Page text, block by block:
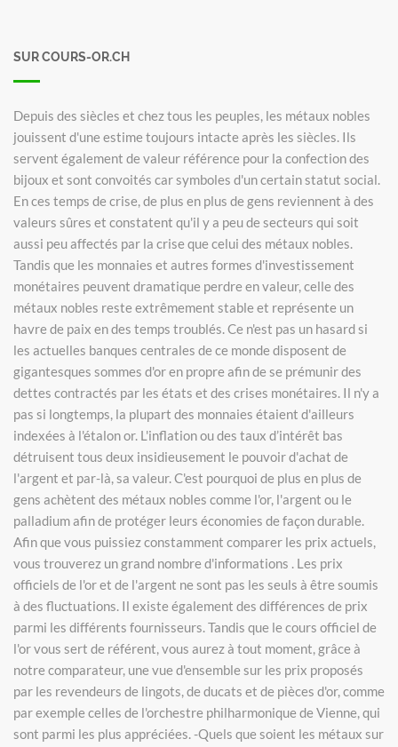
SUR COURS-OR.CH
Depuis des siècles et chez tous les peuples, les métaux nobles
jouissent d'une estime toujours intacte après les siècles. Ils
servent également de valeur référence pour la confection des
bijoux et sont convoités car symboles d'un certain statut social.
En ces temps de crise, de plus en plus de gens reviennent à des
valeurs sûres et constatent qu'il y a peu de secteurs qui soit
aussi peu affectés par la crise que celui des métaux nobles.
Tandis que les monnaies et autres formes d'investissement
monétaires peuvent dramatique perdre en valeur, celle des
métaux nobles reste extrêmement stable et représente un
havre de paix en des temps troublés. Ce n'est pas un hasard si
les actuelles banques centrales de ce monde disposent de
gigantesques sommes d'or en propre afin de se prémunir des
dettes contractés par les états et des crises monétaires. Il n'y a
pas si longtemps, la plupart des monnaies étaient d'ailleurs
indexées à l'étalon or. L'inflation ou des taux d’intérêt bas
détruisent tous deux insidieusement le pouvoir d'achat de
l'argent et par-là, sa valeur. C'est pourquoi de plus en plus de
gens achètent des métaux nobles comme l'or, l'argent ou le
palladium afin de protéger leurs économies de façon durable.
Afin que vous puissiez constamment comparer les prix actuels,
vous trouverez un grand nombre d'informations . Les prix
officiels de l'or et de l'argent ne sont pas les seuls à être soumis
à des fluctuations. Il existe également des différences de prix
parmi les différents fournisseurs. Tandis que le cours officiel de
l'or vous sert de référent, vous aurez à tout moment, grâce à
notre comparateur, une vue d'ensemble sur les prix proposés
par les revendeurs de lingots, de ducats et de pièces d'or, comme
par exemple celles de l'orchestre philharmonique de Vienne, qui
sont parmi les plus appréciées. -Quels que soient les métaux sur